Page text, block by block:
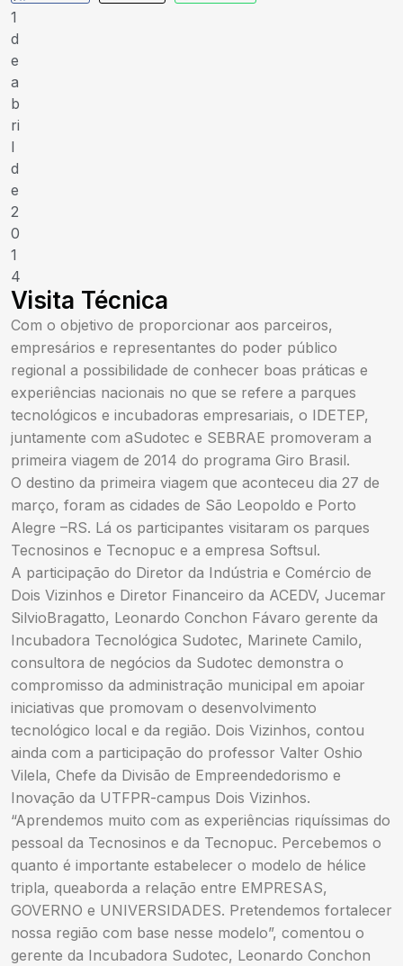
1
d
e
a
b
ri
l
d
e
2
0
1
4
Visita Técnica
Com o objetivo de proporcionar aos parceiros,
empresários e representantes do poder público
regional a possibilidade de conhecer boas práticas e
experiências nacionais no que se refere a parques
tecnológicos e incubadoras empresariais, o IDETEP,
juntamente com aSudotec e SEBRAE promoveram a
primeira viagem de 2014 do programa Giro Brasil.
O destino da primeira viagem que aconteceu dia 27 de
março, foram as cidades de São Leopoldo e Porto
Alegre –RS. Lá os participantes visitaram os parques
Tecnosinos e Tecnopuc e a empresa Softsul.
A participação do Diretor da Indústria e Comércio de
Dois Vizinhos e Diretor Financeiro da ACEDV, Jucemar
SilvioBragatto, Leonardo Conchon Fávaro gerente da
Incubadora Tecnológica Sudotec, Marinete Camilo,
consultora de negócios da Sudotec demonstra o
compromisso da administração municipal em apoiar
iniciativas que promovam o desenvolvimento
tecnológico local e da região. Dois Vizinhos, contou
ainda com a participação do professor Valter Oshio
Vilela, Chefe da Divisão de Empreendedorismo e
Inovação da UTFPR-campus Dois Vizinhos.
“Aprendemos muito com as experiências riquíssimas do
pessoal da Tecnosinos e da Tecnopuc. Percebemos o
quanto é importante estabelecer o modelo de hélice
tripla, queaborda a relação entre EMPRESAS,
GOVERNO e UNIVERSIDADES. Pretendemos fortalecer
nossa região com base nesse modelo”, comentou o
gerente da Incubadora Sudotec, Leonardo Conchon